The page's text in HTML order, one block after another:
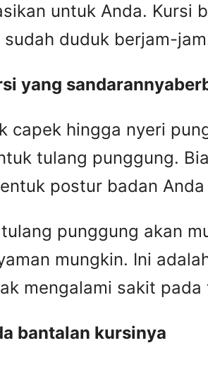
untuk Anda. Kursi
duduk berjam-
yang
capek hingga nyeri
tulang punggung.
postur badan
punggung akan
mungkin. Ini
mengalami sakit
bantalan kursinya